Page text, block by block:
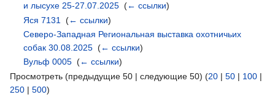
и лысухе 25-27.07.2025 ‎(← ссылки)
Яся 7131
‎(← ссылки)
Северо-Западная Региональная выставка охотничьих
собак 30.08.2025 ‎(← ссылки)
Вульф 0005 ‎(← ссылки)
Просмотреть (предыдущие 50 | следующие 50) (20 | 50 | 100 |
250 | 500)